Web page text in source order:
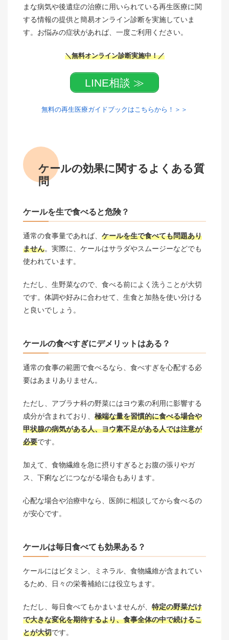
まな病気や後遺症の治療に用いられている再生医療に関
する情報の提供と簡易オンライン診断を実施していま
す。お悩みの症状があれば、一度ご利用ください。
＼無料オンライン診断実施中！／
LINE相談 ≫
無料の再生医療ガイドブックはこちらから！＞＞
ケールの効果に関するよくある質
問
ケールを生で食べると危険？
通常の食事量であれば、 ケールを生で食べても問題あり
ません。実際に、ケールはサラダやスムージーなどでも
使われています。
ただし、生野菜なので、食べる前によく洗うことが大切
です。体調や好みに合わせて、生食と加熱を使い分ける
と良いでしょう。
ケールの食べすぎにデメリットはある？
通常の食事の範囲で食べるなら、食べすぎを心配する必
要はあまりありません。
ただし、アブラナ科の野菜にはヨウ素の利用に影響する
成分が含まれており、 極端な量を習慣的に食べる場合や
甲状腺の病気がある人、ヨウ素不足がある人では注意が
必要です。
加えて、食物繊維を急に摂りすぎるとお腹の張りやガ
ス、下痢などにつながる場合もあります。
心配な場合や治療中なら、医師に相談してから食べるの
が安心です。
ケールは毎日食べても効果ある？
ケールにはビタミン、ミネラル、食物繊維が含まれてい
るため、日々の栄養補給には役立ちます。
ただし、毎日食べてもかまいませんが、 特定の野菜だけ
で大きな変化を期待するより、食事全体の中で続けるこ
とが大切です。